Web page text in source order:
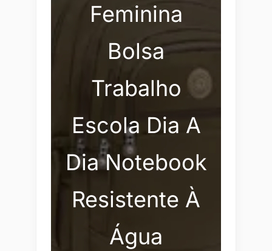
Feminina
Bolsa
Trabalho
Escola Dia A
Dia Notebook
Resistente À
Água